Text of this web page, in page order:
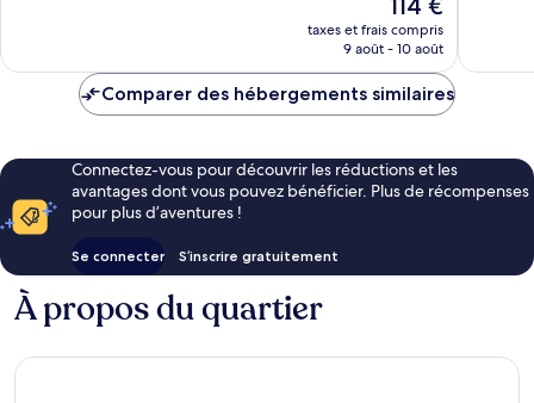
nouveau
prix
de
taxes et frais compris
9 août - 10 août
Comparer des hébergements similaires
Connectez-vous pour découvrir les réductions et les
avantages dont vous pouvez bénéficier. Plus de récompenses
pour plus d’aventures !
Se connecter S’inscrire gratuitement
À propos du quartier